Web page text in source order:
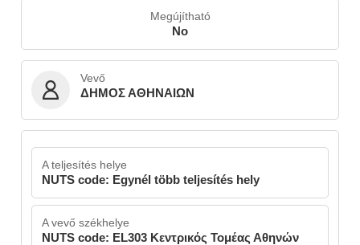
Megújítható
No
Vevő
ΔΗΜΟΣ ΑΘΗΝΑΙΩΝ
A teljesítés helye
NUTS code: Egynél több teljesítés hely
A vevő székhelye
NUTS code: EL303 Κεντρικός Τομέας Αθηνών